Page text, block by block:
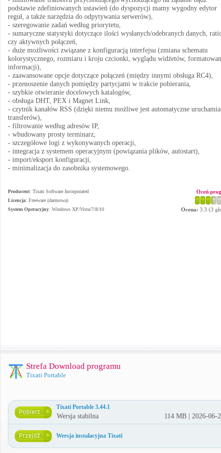
podstawie zdefiniowanych ustawień (do dyspozycji mamy wygodny edytor
reguł, a także narzędzia do odpytywania serwerów),
- szeregowanie zadań według priorytetu,
- sumaryczne statystyki dotyczące ilości wysłanych/odebranych danych,
czy aktywnych połączeń,
- duże możliwości związane z konfiguracją interfejsu (zmiana schematu
kolorystycznego, rozmiaru i kroju czcionki, wyglądu widżetów,
informacji),
- zaawansowane opcje dotyczące połączeń (między innymi obsługa RC4),
- przenoszenie danych pomiędzy partycjami w trakcie pobierania,
- szybkie otwieranie docelowych katalogów,
- obsługa DHT, PEX i Magnet Link,
- czytnik kanałów RSS (dzięki niemu możliwe jest automatyczne
transferów),
- filtrowanie według adresów IP,
- wbudowany prosty terminarz,
- szczegółowe logi z wykonywanych operacji,
- integracja z systemem operacyjnym (powiązania plików, autostart),
- import/eksport konfiguracji,
- minimalizacja do zasobnika systemowego.
Producent: Tixati Software Incorporated
Licencja: Freeware (darmowa)
System Operacyjny: Windows XP/Vista/7/8/10
Oceń
Ocena: 3.3 (3
Strefa Download programu
Tixati Portable
Tixati Portable 3.44.1
Wersja stabilna 114 MB | 2026-06-
Wersja instalacyjna Tixati